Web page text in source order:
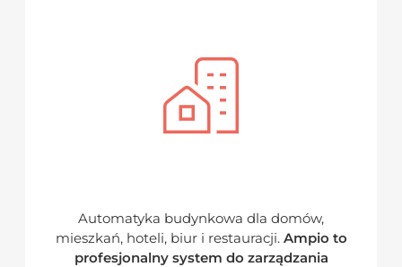
Automatyka budynkowa dla domów,
mieszkań, hoteli, biur i restauracji. Ampio to
profesjonalny system do zarządzania